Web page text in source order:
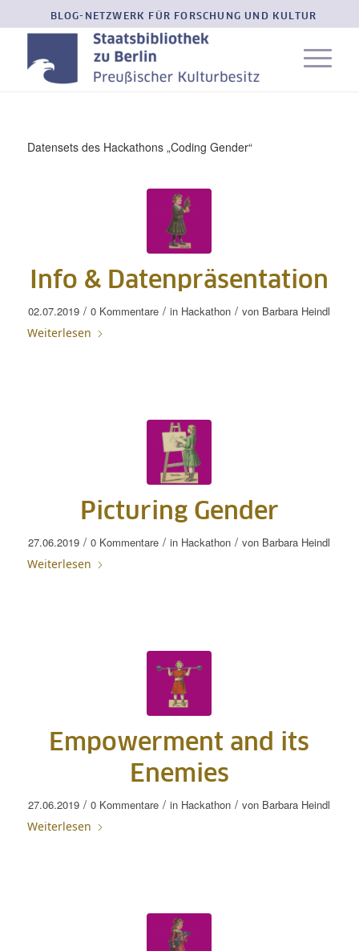
BLOG-NETZWERK FÜR FORSCHUNG UND KULTUR
Datensets des Hackathons „Coding Gender“
Info & Datenpräsentation
02.07.2019 / 0 Kommentare / in Hackathon / von Barbara Heindl
Weiterlesen
Picturing Gender
27.06.2019 / 0 Kommentare / in Hackathon / von Barbara Heindl
Weiterlesen
Empowerment and its
Enemies
27.06.2019 / 0 Kommentare / in Hackathon / von Barbara Heindl
Weiterlesen